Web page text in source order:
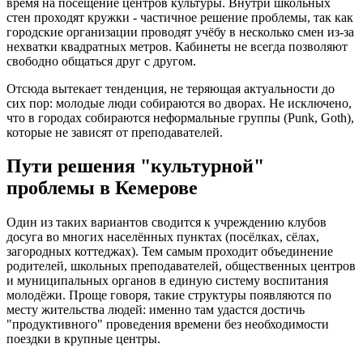
стен проходят кружки - частичное решение проблемы, так как
городские организации проводят учёбу в несколько смен из-за
нехватки квадратных метров. Кабинеты не всегда позволяют
свободно общаться друг с другом.
Отсюда вытекает тенденция, не теряющая актуальности до
сих пор: молодые люди собираются во дворах. Не исключено,
что в городах собираются неформальные группы (Punk, Goth),
которые не зависят от преподавателей.
Пути решения "культурной"
проблемы в Кемерове
Один из таких вариантов сводится к учреждению клубов
досуга во многих населённых пунктах (посёлках, сёлах,
загородных коттеджах). Тем самым проходит объединение
родителей, школьных преподавателей, общественных центров
и муниципальных органов в единую систему воспитания
молодёжи. Проще говоря, такие структуры появляются по
месту жительства людей: именно там удастся достичь
"продуктивного" проведения времени без необходимости
поездки в крупные центры.